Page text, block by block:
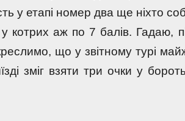
у етапі номер два ще ніхто
котрих аж по 7 балів. Гадаю,
що у звітному турі